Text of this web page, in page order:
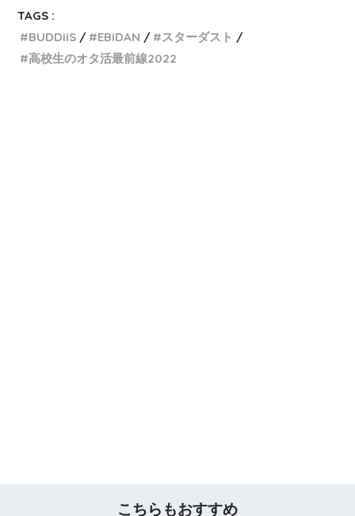
TAGS :
BUDDiiS
EBiDAN
スターダスト
高校生のオタ活最前線2022
こちらもおすすめ